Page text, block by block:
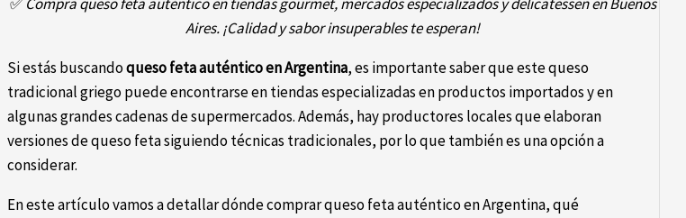
Aires. ¡Calidad y sabor insuperables te esperan!
Si estás buscandoqueso feta auténtico en Argentina, es importante saber que este queso
tradicional griego puede encontrarse en tiendas especializadas en productos importados y en
algunas grandes cadenas de supermercados. Además, hay productores locales que elaboran
versiones de queso feta siguiendo técnicas tradicionales, por lo que también es una opción a
considerar.
En este artículo vamos a detallar dónde comprar queso feta auténtico en Argentina, qué